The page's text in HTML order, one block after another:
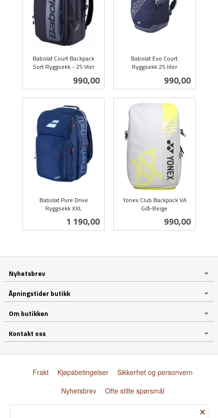
Babolat Court Backpack
Sort Ryggsekk - 25 liter
Pris
990,00
Babolat Evo Court
Ryggsekk 25 liter
Pris
990,00
Babolat Pure Drive
Ryggsekk XXL
Pris
1 190,00
Yonex Club Backpack VA
Grå-Beige
Pris
990,00
Nyhetsbrev
Åpningstider butikk
Om butikken
Kontakt oss
Frakt Kjøpsbetingelser
Sikkerhet og personvern
Nyhetsbrev
Ofte stilte spørsmål
×